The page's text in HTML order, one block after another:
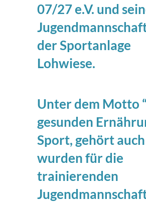
07/27 e.V. und
der Sportanlage
Lohwiese.
Unter dem Motto
gesunden
Sport, gehört auch
wurden für die
trainierenden